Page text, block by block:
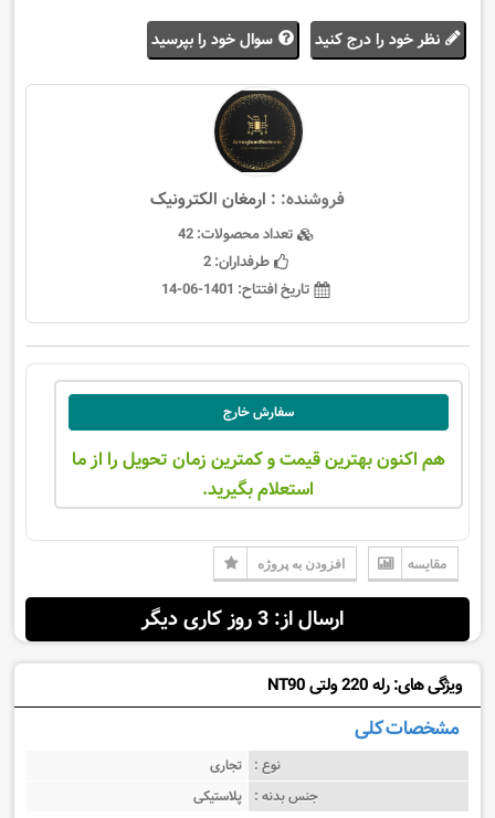
نظر خود را درج کنید سوال خود را بپرسید
فروشنده: : ارمغان الکترونیک
تعداد محصولات:42
طرفداران:2
تاریخ افتتاح: 1401-06-14
سفارش خارج
هم اکنون بهترین قیمت و کمترین زمان تحویل را از ما
استعلام بگیرید.
مقایسه افزودن به پروژه
ارسال از: 3 روز کاری دیگر
ویژگی های: رله 220 ولتی NT90
مشخصات کلی
نوع : تجاری
جنس بدنه : پلاستیکی